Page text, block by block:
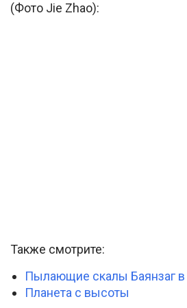
(Фото Jie Zhao):
Также смотрите:
Пылающие скалы Баянзаг в
Планета с высоты